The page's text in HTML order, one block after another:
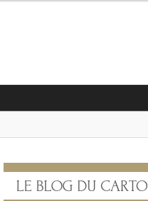
LE BLOG DU CARTO